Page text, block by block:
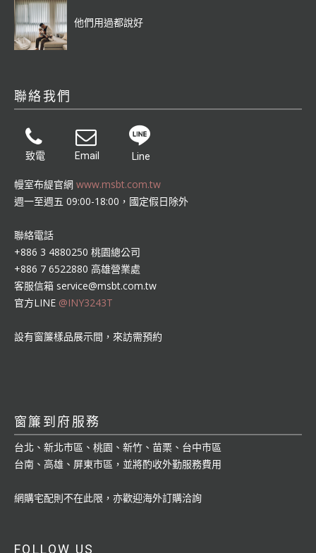
他們用過都說好
聯絡我們
致電 Email Line
幔室布緹官網 www.msbt.com.tw
週一至週五 09:00-18:00，國定假日除外
聯絡電話
+886 3 4880250 桃園總公司
+886 7 6522880 高雄營業處
客服信箱 service@msbt.com.tw
官方LINE @INY3243T
設有窗簾樣品展示間，來訪需預約
窗簾到府服務
台北、新北市區、桃園、新竹、苗栗、台中市區
台南、高雄、屏東市區，並將酌收外勤服務費用
網購宅配則不在此限，亦歡迎海外訂購洽詢
FOLLOW US